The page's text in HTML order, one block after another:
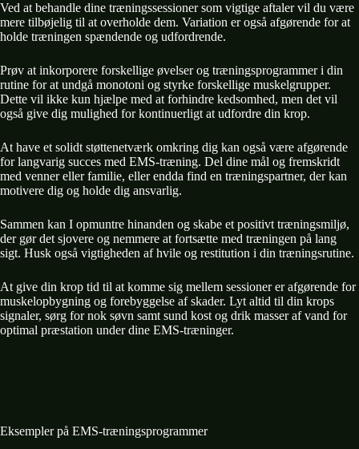
Ved at behandle dine træningssessioner som vigtige aftaler vil du være
mere tilbøjelig til at overholde dem. Variation er også afgørende for at
holde træningen spændende og udfordrende.
Prøv at inkorporere forskellige øvelser og træningsprogrammer i din
rutine for at undgå monotoni og styrke forskellige muskelgrupper.
Dette vil ikke kun hjælpe med at forhindre kedsomhed, men det vil
også give dig mulighed for kontinuerligt at udfordre din krop.
At have et solidt støttenetværk omkring dig kan også være afgørende
for langvarig succes med EMS-træning. Del dine mål og fremskridt
med venner eller familie, eller endda find en træningspartner, der kan
motivere dig og holde dig ansvarlig.
Sammen kan I opmuntre hinanden og skabe et positivt træningsmiljø,
der gør det sjovere og nemmere at fortsætte med træningen på lang
sigt. Husk også vigtigheden af hvile og restitution i din træningsrutine.
At give din krop tid til at komme sig mellem sessioner er afgørende for
muskelopbygning og forebyggelse af skader. Lyt altid til din krops
signaler, sørg for nok søvn samt sund kost og drik masser af vand for
optimal præstation under dine EMS-træninger.
Eksempler på EMS-træningsprogrammer